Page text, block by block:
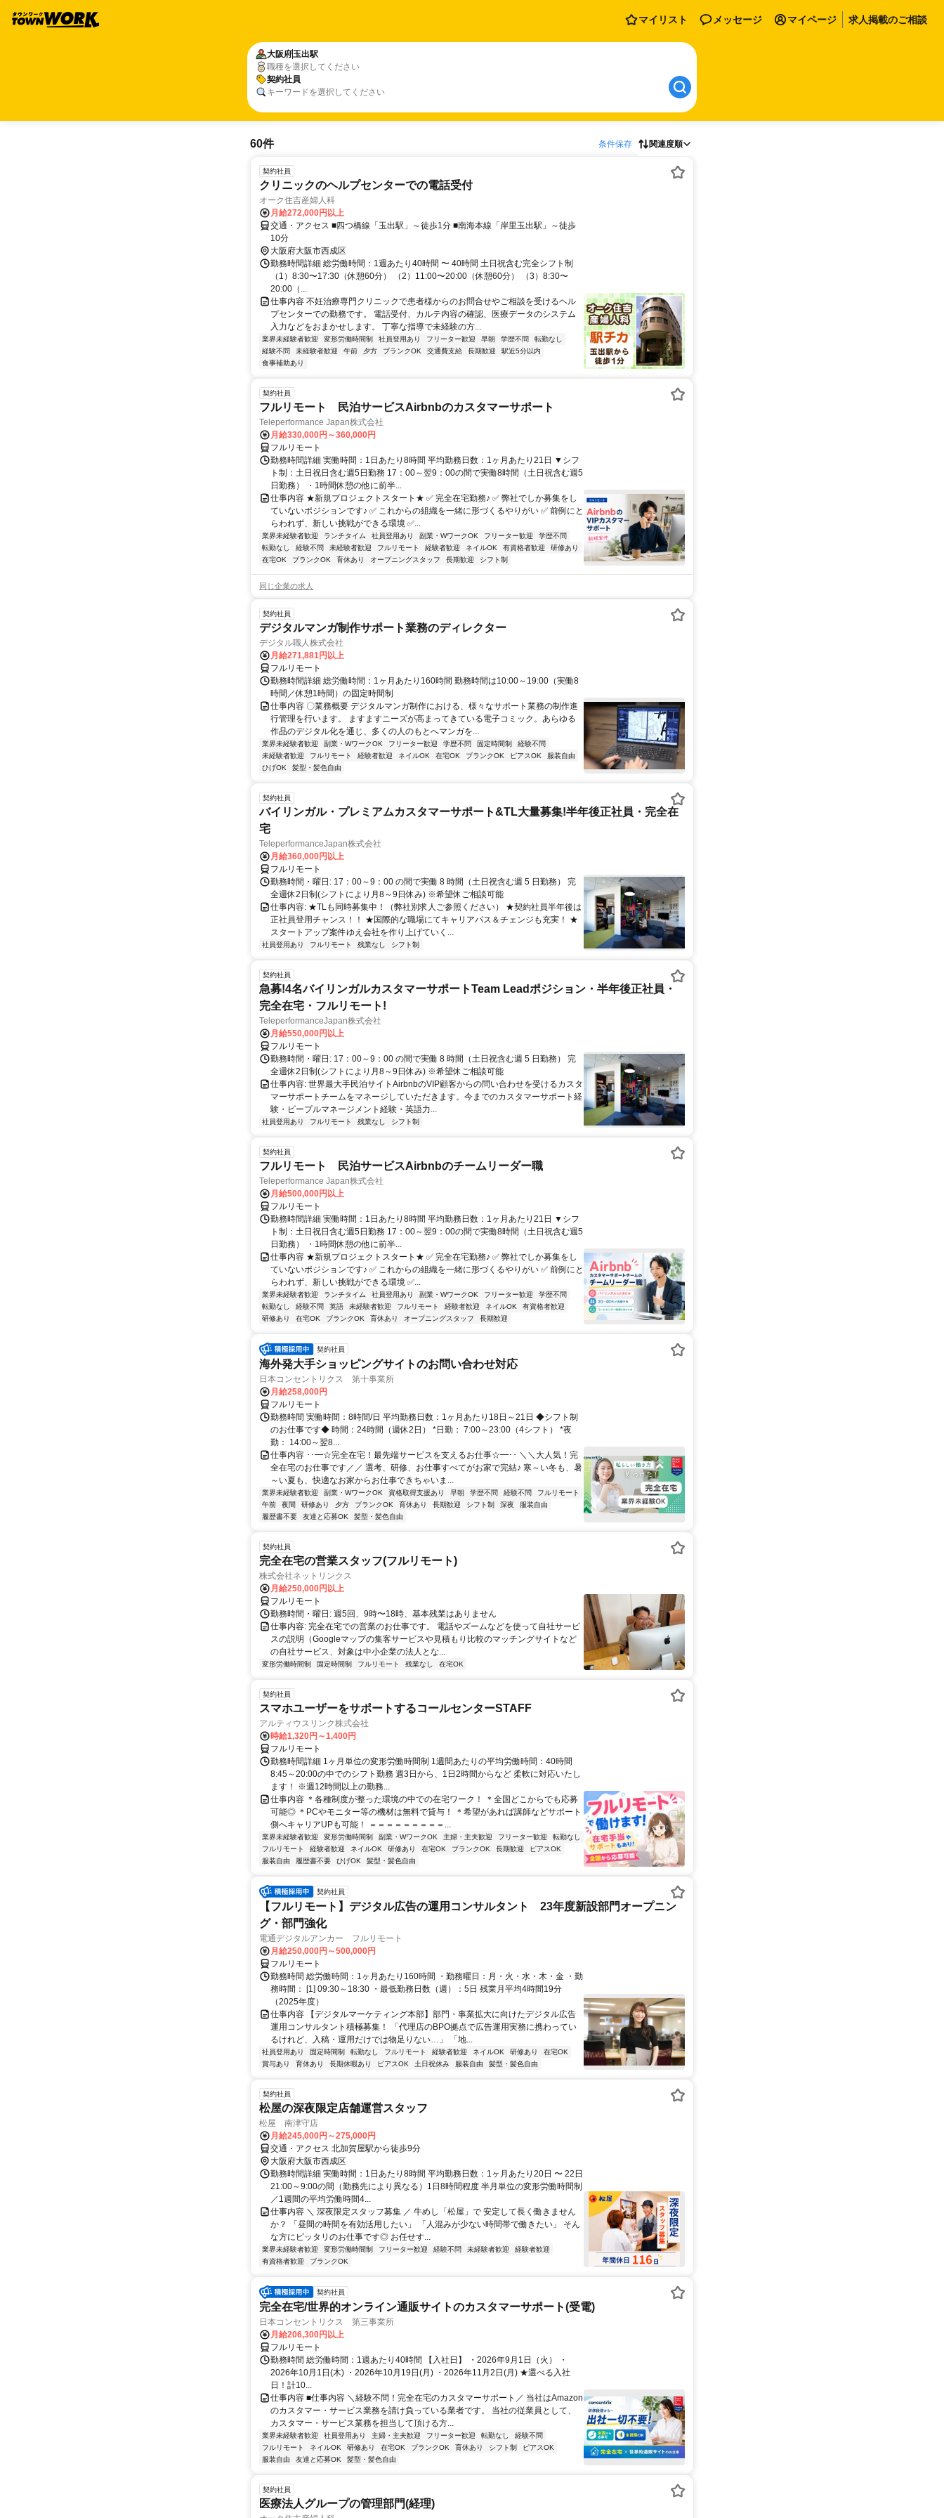
マイリスト メッセージ マイページ 求人掲載のご相談
大阪府玉出駅
職種を選択してください
契約社員
キーワードを選択してください
60件 条件保存 関連度順
契約社員
クリニックのヘルプセンターでの電話受付
オーク住吉産婦人科
月給272,000円以上
交通・アクセス ■四つ橋線「玉出駅」～徒歩1分 ■南海本線「岸里玉出駅」～徒歩
10分
大阪府大阪市西成区
勤務時間詳細 総労働時間：1週あたり40時間 〜 40時間 土日祝含む完全シフト制
（1）8:30〜17:30（休憩60分） （2）11:00〜20:00（休憩60分） （3）8:30〜
20:00（...
仕事内容 不妊治療専門クリニックで患者様からのお問合せやご相談を受けるヘル
プセンターでの勤務です。 電話受付、カルテ内容の確認、医療データのシステム
⼊⼒などをおまかせします。 丁寧な指導で未経験の方...
業界未経験者歓迎 変形労働時間制 社員登用あり フリーター歓迎 早朝 学歴不問
転勤なし
経験不問
未経験者歓迎 午前 夕方 ブランクOK 交通費支給 長期歓迎
駅近5分以内
食事補助あり
契約社員
フルリモート 民泊サービスAirbnbのカスタマーサポート
Teleperformance Japan株式会社
月給330,000円～360,000円
フルリモート
勤務時間詳細 実働時間：1日あたり8時間 平均勤務日数：1ヶ月あたり21日 ▼シフ
ト制：土日祝日含む週5日勤務 17：00～翌9：00の間で実働8時間（土日祝含む週5
日勤務） ・1時間休憩の他に前半...
仕事内容 ★新規プロジェクトスタート★ ✅ 完全在宅勤務♪ ✅ 弊社でしか募集をし
ていないポジションです♪ ✅ これからの組織を一緒に形づくるやりがい ✅ 前例にと
らわれず、新しい挑戦ができる環境 ✅...
業界未経験者歓迎 ランチタイム 社員登用あり 副業・WワークOK フリーター歓迎
学歴不問
転勤なし
経験不問 未経験者歓迎 フルリモート 経験者歓迎 ネイルOK 有資格者歓迎
研修あり
在宅OK
ブランクOK 育休あり オープニングスタッフ 長期歓迎 シフト制
同じ企業の求人
契約社員
デジタルマンガ制作サポート業務のディレクター
デジタル職人株式会社
月給271,881円以上
フルリモート
勤務時間詳細 総労働時間：1ヶ月あたり160時間 勤務時間は10:00～19:00（実働8
時間／休憩1時間）の固定時間制
仕事内容 〇業務概要 デジタルマンガ制作における、様々なサポート業務の制作進
行管理を行います。 ますますニーズが高まってきている電子コミック。あらゆる
作品のデジタル化を通じ、多くの人のもとへマンガを...
業界未経験者歓迎 副業・WワークOK フリーター歓迎 学歴不問 固定時間制
経験不問
未経験者歓迎
フルリモート 経験者歓迎 ネイルOK 在宅OK ブランクOK ピアスOK
服装自由
ひげOK
髪型・髪色自由
契約社員
バイリンガル・プレミアムカスタマーサポート&TL大量募集!半年後正社員・完全在
宅
TeleperformanceJapan株式会社
月給360,000円以上
フルリモート
勤務時間・曜日: 17：00～9：00 の間で実働 8 時間（土日祝含む週 5 日勤務） 完
全週休2日制(シフトにより月8～9日休み) ※希望休ご相談可能
仕事内容: ★TLも同時募集中！（弊社別求人ご参照ください） ★契約社員半年後は
正社員登用チャンス！！ ★国際的な職場にてキャリアパス＆チェンジも充実！ ★
スタートアップ案件ゆえ会社を作り上げていく...
社員登用あり フルリモート 残業なし シフト制
契約社員
急募!4名バイリンガルカスタマーサポートTeam Leadポジション・半年後正社員・
完全在宅・フルリモート!
TeleperformanceJapan株式会社
月給550,000円以上
フルリモート
勤務時間・曜日: 17：00～9：00 の間で実働 8 時間（土日祝含む週 5 日勤務） 完
全週休2日制(シフトにより月8～9日休み) ※希望休ご相談可能
仕事内容: 世界最大手民泊サイトAirbnbのVIP顧客からの問い合わせを受けるカスタ
マーサポートチームをマネージしていただきます。今までのカスタマーサポート経
験・ピープルマネージメント経験・英語力...
社員登用あり フルリモート 残業なし シフト制
契約社員
フルリモート 民泊サービスAirbnbのチームリーダー職
Teleperformance Japan株式会社
月給500,000円以上
フルリモート
勤務時間詳細 実働時間：1日あたり8時間 平均勤務日数：1ヶ月あたり21日 ▼シフ
ト制：土日祝日含む週5日勤務 17：00～翌9：00の間で実働8時間（土日祝含む週5
日勤務） ・1時間休憩の他に前半...
仕事内容 ★新規プロジェクトスタート★ ✅ 完全在宅勤務♪ ✅ 弊社でしか募集をし
ていないポジションです♪ ✅ これからの組織を一緒に形づくるやりがい ✅ 前例にと
らわれず、新しい挑戦ができる環境 ✅...
業界未経験者歓迎 ランチタイム 社員登用あり 副業・WワークOK フリーター歓迎
学歴不問
転勤なし
経験不問 英語 未経験者歓迎 フルリモート 経験者歓迎 ネイルOK
有資格者歓迎
研修あり
在宅OK ブランクOK 育休あり オープニングスタッフ 長期歓迎
契約社員
海外発大手ショッピングサイトのお問い合わせ対応
日本コンセントリクス 第十事業所
月給258,000円
フルリモート
勤務時間 実働時間：8時間/日 平均勤務日数：1ヶ月あたり18日～21日 ◆シフト制
のお仕事です◆ 時間：24時間（週休2日） *日勤： 7:00～23:00（4シフト） *夜
勤： 14:00～翌8...
仕事内容 ･･━☆完全在宅！最先端サービスを支えるお仕事☆━･･ ＼＼大人気！完
全在宅のお仕事です／／ 選考、研修、お仕事すべてがお家で完結♪ 寒～い冬も、暑
～い夏も、快適なお家からお仕事できちゃいま...
業界未経験者歓迎 副業・WワークOK 資格取得支援あり 早朝 学歴不問 経験不問
フルリモート
午前
夜間 研修あり 夕方 ブランクOK 育休あり 長期歓迎 シフト制 深夜
服装自由
履歴書不要
友達と応募OK 髪型・髪色自由
契約社員
完全在宅の営業スタッフ(フルリモート)
株式会社ネットリンクス
月給250,000円以上
フルリモート
勤務時間・曜日: 週5回、9時〜18時、基本残業はありません
仕事内容: 完全在宅での営業のお仕事です。 電話やズームなどを使って自社サービ
スの説明（Googleマップの集客サービスや見積もり比較のマッチングサイトなど
の自社サービス、対象は中小企業の法人とな...
変形労働時間制 固定時間制 フルリモート 残業なし 在宅OK
契約社員
スマホユーザーをサポートするコールセンターSTAFF
アルティウスリンク株式会社
時給1,320円～1,400円
フルリモート
勤務時間詳細 1ヶ月単位の変形労働時間制 1週間あたりの平均労働時間：40時間
8:45～20:00の中でのシフト勤務 週3日から、1日2時間からなど 柔軟に対応いたし
ます！ ※週12時間以上の勤務...
仕事内容 ＊各種制度が整った環境の中での在宅ワーク！ ＊全国どこからでも応募
可能◎ ＊PCやモニター等の機材は無料で貸与！ ＊希望があれば講師などサポート
側へキャリアUPも可能！ ＝＝＝＝＝＝＝＝＝...
業界未経験者歓迎 変形労働時間制 副業・WワークOK 主婦・主夫歓迎 フリーター歓迎
転勤なし
フルリモート
経験者歓迎 ネイルOK 研修あり 在宅OK ブランクOK 長期歓迎
ピアスOK
服装自由
履歴書不要 ひげOK 髪型・髪色自由
契約社員
【フルリモート】デジタル広告の運用コンサルタント 23年度新設部門オープニン
グ・部門強化
電通デジタルアンカー フルリモート
月給250,000円～500,000円
フルリモート
勤務時間 総労働時間：1ヶ月あたり160時間 ・勤務曜日：月・火・水・木・金 ・勤
務時間： [1] 09:30～18:30 ・最低勤務日数（週）：5日 残業月平均4時間19分
（2025年度）
仕事内容 【デジタルマーケティング本部】部門・事業拡大に向けたデジタル広告
運用コンサルタント積極募集！ 「代理店のBPO拠点で広告運用実務に携わってい
るけれど、入稿・運用だけでは物足りない…」 「地...
社員登用あり 固定時間制 転勤なし フルリモート 経験者歓迎 ネイルOK 研修あり
在宅OK
賞与あり
育休あり 長期休暇あり ピアスOK 土日祝休み 服装自由 髪型・髪色自由
契約社員
松屋の深夜限定店舗運営スタッフ
松屋 南津守店
月給245,000円～275,000円
交通・アクセス 北加賀屋駅から徒歩9分
大阪府大阪市西成区
勤務時間詳細 実働時間：1日あたり8時間 平均勤務日数：1ヶ月あたり20日 〜 22日
21:00～9:00の間（勤務先により異なる）1日8時間程度 半月単位の変形労働時間制
／1週間の平均労働時間4...
仕事内容 ＼ 深夜限定スタッフ募集 ／ 牛めし「松屋」で 安定して長く働きません
か？ 「昼間の時間を有効活用したい」 「人混みが少ない時間帯で働きたい」 そん
な方にピッタリのお仕事です◎ お任せす...
業界未経験者歓迎 変形労働時間制 フリーター歓迎 経験不問 未経験者歓迎
経験者歓迎
有資格者歓迎
ブランクOK
契約社員
完全在宅/世界的オンライン通販サイトのカスタマーサポート(受電)
日本コンセントリクス 第三事業所
月給206,300円以上
フルリモート
勤務時間 総労働時間：1週あたり40時間 【入社日】 ・2026年9月1日（火） ・
2026年10月1日(木) ・2026年10月19日(月) ・2026年11月2日(月) ★選べる入社
日！計10...
仕事内容 ■仕事内容 ＼経験不問！完全在宅のカスタマーサポート／ 当社はAmazon
のカスタマー・サービス業務を請け負っている業者です。 当社の従業員として、
カスタマー・サービス業務を担当して頂ける方...
業界未経験者歓迎 社員登用あり 主婦・主夫歓迎 フリーター歓迎 転勤なし
経験不問
フルリモート
ネイルOK 研修あり 在宅OK ブランクOK 育休あり シフト制
ピアスOK
服装自由
友達と応募OK 髪型・髪色自由
契約社員
医療法人グループの管理部門(経理)